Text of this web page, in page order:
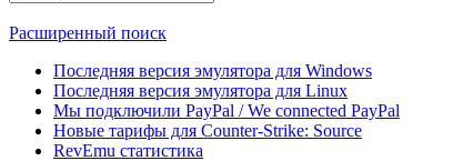
Расширенный поиск
Последняя версия эмулятора для Windows
Последняя версия эмулятора для Linux
Мы подключили PayPal / We connected PayPal
Новые тарифы для Counter-Strike: Source
RevEmu статистика